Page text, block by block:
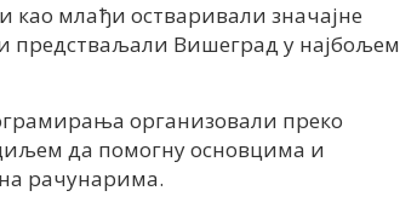
и као млађи остваривали значајне
предстваљали Вишеград у најбољем
организовали преко
да помогну основцима и
рачунарима.